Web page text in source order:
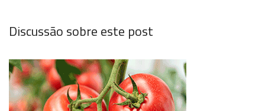
Discussão sobre este post